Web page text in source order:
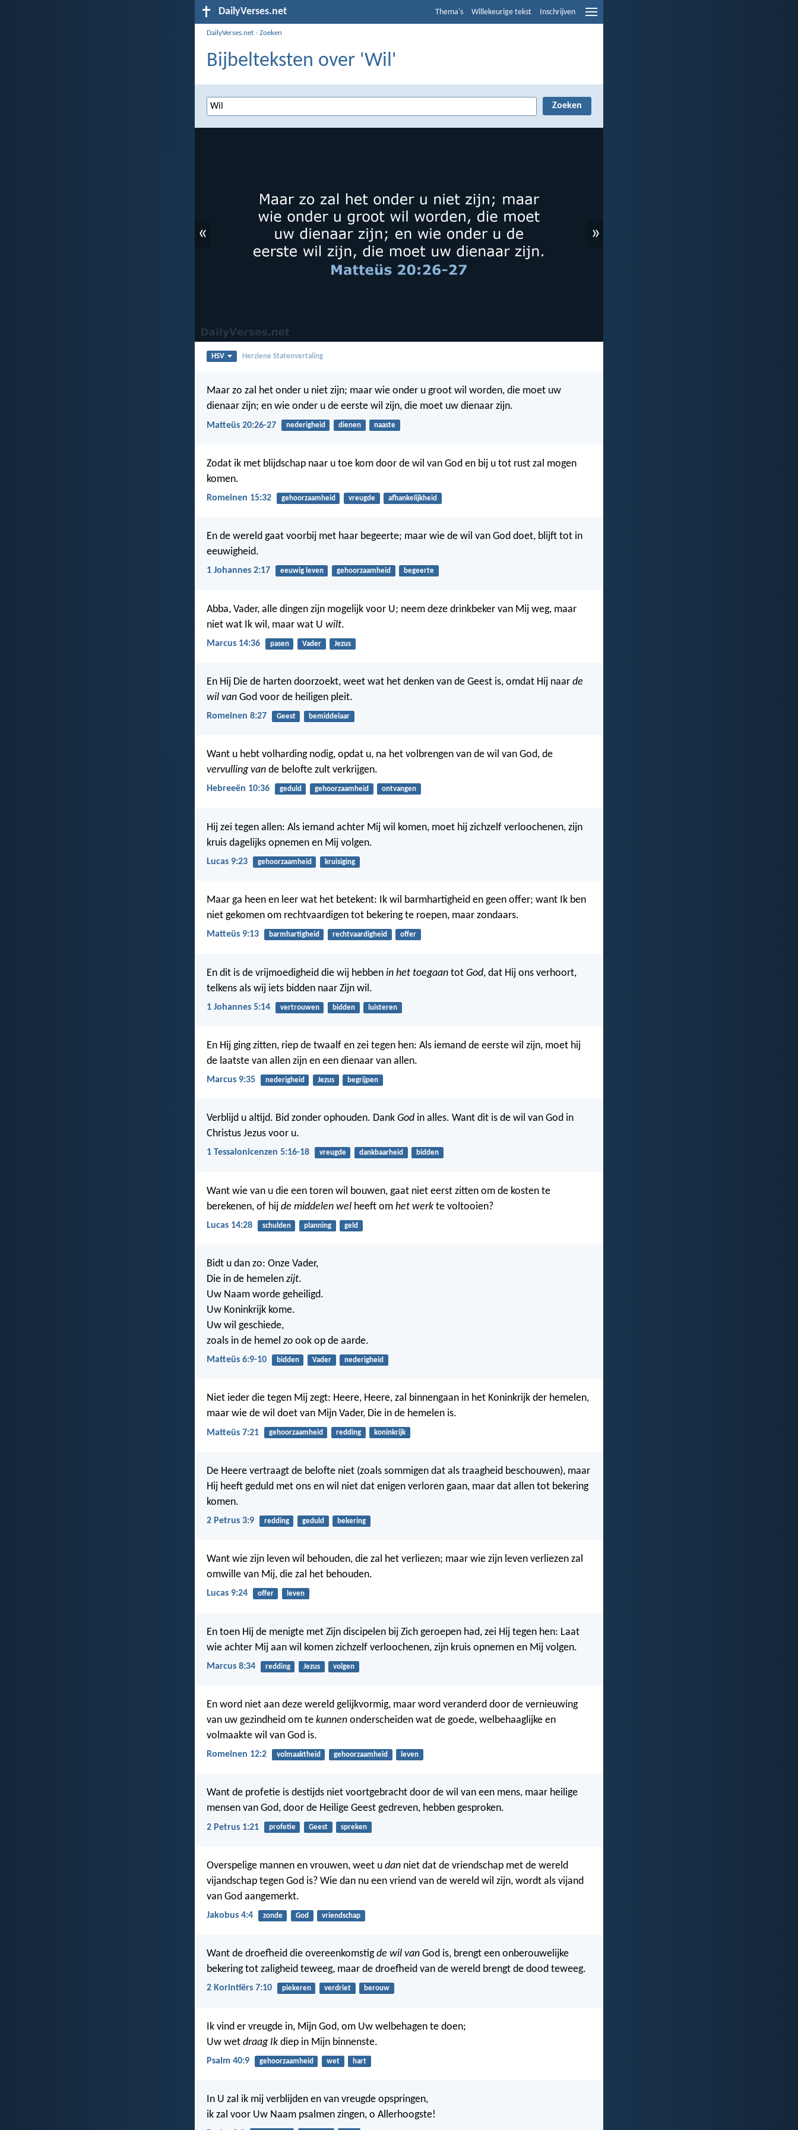
DailyVerses.net Thema's Willekeurige tekst Inschrijven
DailyVerses.net ›Zoeken
Bijbelteksten over 'Wil'
« »
HSV Herziene Statenvertaling
Maar zo zal het onder u niet zijn; maar wie onder u groot wil worden, die moet uw
dienaar zijn; en wie onder u de eerste wil zijn, die moet uw dienaar zijn.
Matteüs 20:26-27 nederigheid dienen naaste
Zodat ik met blijdschap naar u toe kom door de wil van God en bij u tot rust zal mogen
komen.
Romeinen 15:32 gehoorzaamheid vreugde afhankelijkheid
En de wereld gaat voorbij met haar begeerte; maar wie de wil van God doet, blijft tot in
eeuwigheid.
1 Johannes 2:17 eeuwig leven gehoorzaamheid begeerte
Abba, Vader, alle dingen zijn mogelijk voor U; neem deze drinkbeker van Mij weg, maar
niet wat Ik wil, maar wat U wilt.
Marcus 14:36 pasen Vader Jezus
En Hij Die de harten doorzoekt, weet wat het denken van de Geest is, omdat Hij naar de
wil van God voor de heiligen pleit.
Romeinen 8:27 Geest bemiddelaar
Want u hebt volharding nodig, opdat u, na het volbrengen van de wil van God, de
vervulling van de belofte zult verkrijgen.
Hebreeën 10:36 geduld gehoorzaamheid ontvangen
Hij zei tegen allen: Als iemand achter Mij wil komen, moet hij zichzelf verloochenen, zijn
kruis dagelijks opnemen en Mij volgen.
Lucas 9:23 gehoorzaamheid kruisiging
Maar ga heen en leer wat het betekent: Ik wil barmhartigheid en geen offer; want Ik ben
niet gekomen om rechtvaardigen tot bekering te roepen, maar zondaars.
Matteüs 9:13 barmhartigheid rechtvaardigheid offer
En dit is de vrijmoedigheid die wij hebben in het toegaan tot God, dat Hij ons verhoort,
telkens als wij iets bidden naar Zijn wil.
1 Johannes 5:14 vertrouwen bidden luisteren
En Hij ging zitten, riep de twaalf en zei tegen hen: Als iemand de eerste wil zijn, moet hij
de laatste van allen zijn en een dienaar van allen.
Marcus 9:35 nederigheid Jezus begrijpen
Verblijd u altijd. Bid zonder ophouden. Dank God in alles. Want dit is de wil van God in
Christus Jezus voor u.
1 Tessalonicenzen 5:16-18 vreugde dankbaarheid bidden
Want wie van u die een toren wil bouwen, gaat niet eerst zitten om de kosten te
berekenen, of hij de middelen wel heeft om het werk te voltooien?
Lucas 14:28 schulden planning geld
Bidt u dan zo: Onze Vader,
Die in de hemelen zijt.
Uw Naam worde geheiligd.
Uw Koninkrijk kome.
Uw wil geschiede,
zoals in de hemel zo ook op de aarde.
Matteüs 6:9-10 bidden Vader nederigheid
Niet ieder die tegen Mij zegt: Heere, Heere, zal binnengaan in het Koninkrijk der hemelen,
maar wie de wil doet van Mijn Vader, Die in de hemelen is.
Matteüs 7:21 gehoorzaamheid redding koninkrijk
De Heere vertraagt de belofte niet (zoals sommigen dat als traagheid beschouwen), maar
Hij heeft geduld met ons en wil niet dat enigen verloren gaan, maar dat allen tot bekering
komen.
2 Petrus 3:9 redding geduld bekering
Want wie zijn leven wil behouden, die zal het verliezen; maar wie zijn leven verliezen zal
omwille van Mij, die zal het behouden.
Lucas 9:24 offer leven
En toen Hij de menigte met Zijn discipelen bij Zich geroepen had, zei Hij tegen hen: Laat
wie achter Mij aan wil komen zichzelf verloochenen, zijn kruis opnemen en Mij volgen.
Marcus 8:34 redding Jezus volgen
En word niet aan deze wereld gelijkvormig, maar word veranderd door de vernieuwing
van uw gezindheid om te kunnen onderscheiden wat de goede, welbehaaglijke en
volmaakte wil van God is.
Romeinen 12:2 volmaaktheid gehoorzaamheid leven
Want de profetie is destijds niet voortgebracht door de wil van een mens, maar heilige
mensen van God, door de Heilige Geest gedreven, hebben gesproken.
2 Petrus 1:21 profetie Geest spreken
Overspelige mannen en vrouwen, weet u dan niet dat de vriendschap met de wereld
vijandschap tegen God is? Wie dan nu een vriend van de wereld wil zijn, wordt als vijand
van God aangemerkt.
Jakobus 4:4 zonde God vriendschap
Want de droefheid die overeenkomstigde wil van God is, brengt een onberouwelijke
bekering tot zaligheid teweeg, maar de droefheid van de wereld brengt de dood teweeg.
2 Korintiërs 7:10 piekeren verdriet berouw
Ik vind er vreugde in, Mijn God, om Uw welbehagen te doen;
Uw wet draag Ik diep in Mijn binnenste.
Psalm 40:9 gehoorzaamheid wet hart
In U zal ik mij verblijden en van vreugde opspringen,
ik zal voor Uw Naam psalmen zingen, o Allerhoogste!